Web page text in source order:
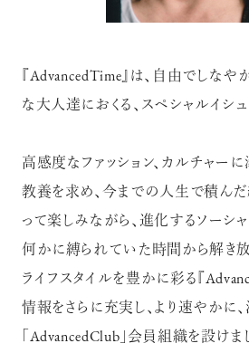
『AdvancedTime』は、自由でしなや
な大人達におくる、スペシャルイシュ
高感度なファッション、カルチャー
教養を求め、今までの人生で積んだ
って楽しみながら、進化するソーシ
何かに縛られていた時間から解き
ライフスタイルを豊かに彩る『
情報をさらに充実し、より速やかに
「AdvancedClub」会員組織を設けま